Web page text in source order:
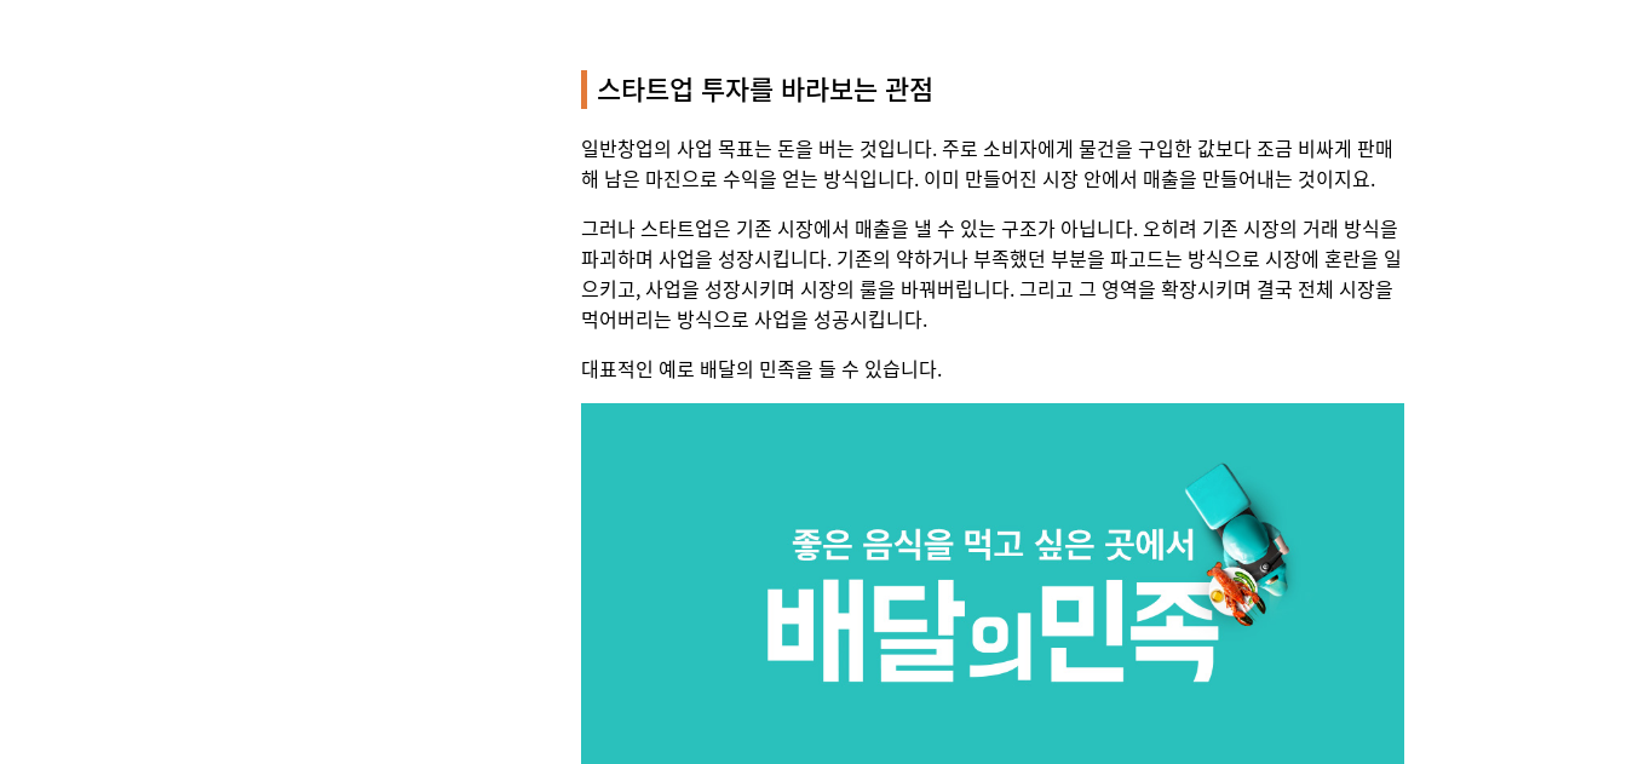
스타트업 투자를 바라보는 관점
일반창업의 사업 목표는 돈을 버는 것입니다. 주로 소비자에게 물건을 구입한 값보다 조금 비싸게 판매
해 남은 마진으로 수익을 얻는 방식입니다. 이미 만들어진 시장 안에서 매출을 만들어내는 것이지요.
그러나 스타트업은 기존 시장에서 매출을 낼 수 있는 구조가 아닙니다. 오히려 기존 시장의 거래 방식을
파괴하며 사업을 성장시킵니다. 기존의 약하거나 부족했던 부분을 파고드는 방식으로 시장에 혼란을 일
으키고, 사업을 성장시키며 시장의 룰을 바꿔버립니다. 그리고 그 영역을 확장시키며 결국 전체 시장을
먹어버리는 방식으로 사업을 성공시킵니다.
대표적인 예로 배달의 민족을 들 수 있습니다.